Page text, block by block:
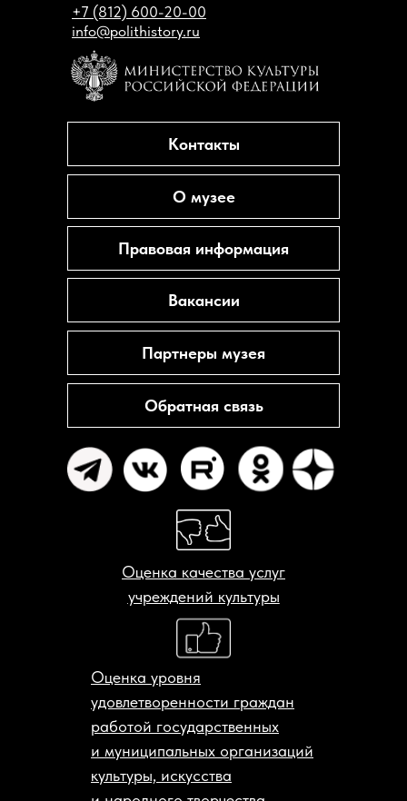
Оценка качества услуг
учреждений культуры
+7 (812) 600-20-00
info@polithistory.ru
Контакты
Вакансии
О музее
Правовая информация
Обратная связь
Партнеры музея
Оценка уровня
удовлетворенности граждан
работой государственных
и муниципальных организаций
культуры, искусства